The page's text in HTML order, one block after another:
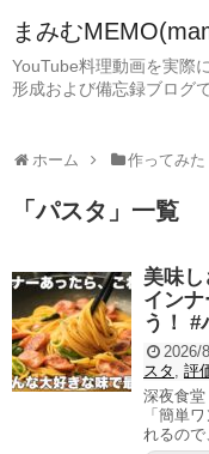
まみむ
YouTube料理動画を実際
形成および備忘録ブログ
ホーム 作ってみた
「パスタ 」 一覧
美味
イン
う！ #
2026/
スタ , 評
深夜食
「簡単
れるの